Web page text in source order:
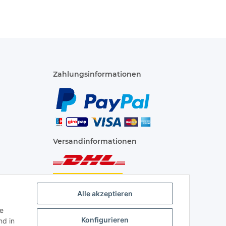
Alle akzeptieren
Konfigurieren
in
Zahlungsinformationen
Versandinformationen